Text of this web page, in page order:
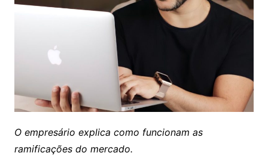
O empresário explica como funcionam as
ramificações do mercado.